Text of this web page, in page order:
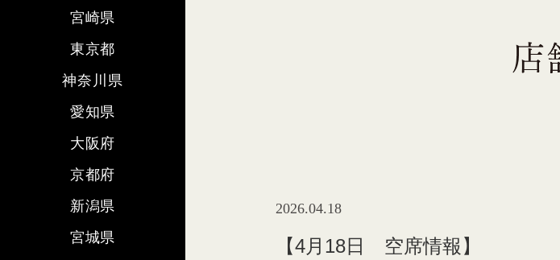
2026.04.18
【4月18日 空席情報】
宮崎県
東京都
神奈川県
愛知県
大阪府
京都府
新潟県
宮城県